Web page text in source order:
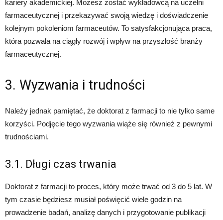
kariery akademickiej. Możesz zostać wykładowcą na uczelni
farmaceutycznej i przekazywać swoją wiedzę i doświadczenie
kolejnym pokoleniom farmaceutów. To satysfakcjonująca praca,
która pozwala na ciągły rozwój i wpływ na przyszłość branży
farmaceutycznej.
3. Wyzwania i trudności
Należy jednak pamiętać, że doktorat z farmacji to nie tylko same
korzyści. Podjęcie tego wyzwania wiąże się również z pewnymi
trudnościami.
3.1. Długi czas trwania
Doktorat z farmacji to proces, który może trwać od 3 do 5 lat. W
tym czasie będziesz musiał poświęcić wiele godzin na
prowadzenie badań, analizę danych i przygotowanie publikacji